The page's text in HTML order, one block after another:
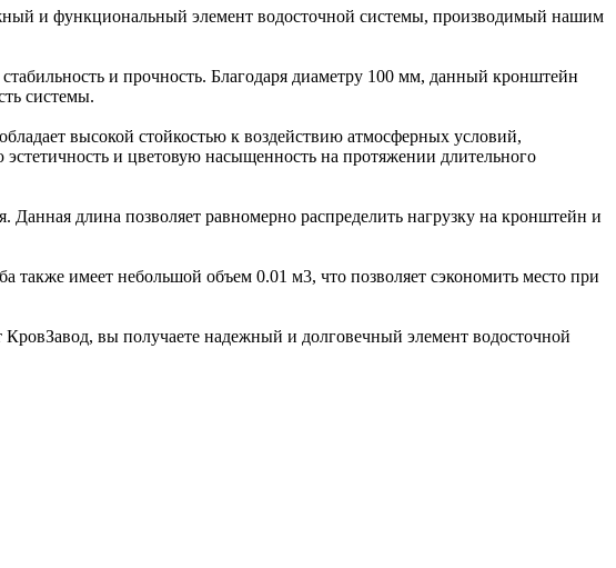
и функциональный элемент водосточной системы, производимый нашим
и прочность. Благодаря диаметру 100 мм, данный кронштейн
системы.
высокой стойкостью к воздействию атмосферных условий,
и цветовую насыщенность на протяжении длительного
длина позволяет равномерно распределить нагрузку на кронштейн и
также имеет небольшой объем 0.01 м3, что позволяет сэкономить место при
вы получаете надежный и долговечный элемент водосточной